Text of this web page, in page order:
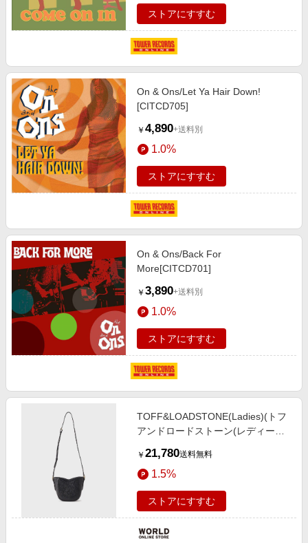
ストアにすすむ
On & Ons/Let Ya Hair Down!
[CITCD705]
￥ 4,890+送料別
1.0%
ストアにすすむ
On & Ons/Back For
More[CITCD701]
￥ 3,890+送料別
1.0%
ストアにすすむ
TOFF&LOADSTONE(Ladies)(トフ
アンドロードストーン(レディー
ィズショルダー）
￥ 21,780送料無料
1.5%
ストアにすすむ